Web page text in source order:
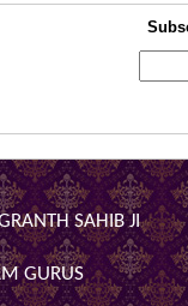
SAHIB JI
GURUS